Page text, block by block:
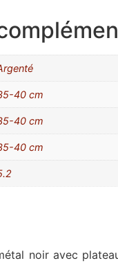
40 cm
40 cm
40 cm
noir avec